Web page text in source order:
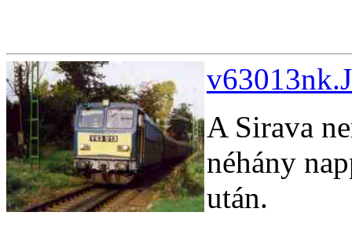
A Sirava
néhány
után.